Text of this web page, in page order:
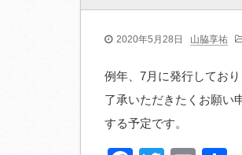
2020年5月28日 山脇享祐
例年、7月に発行してお
了承いただきたくお願い
する予定です。